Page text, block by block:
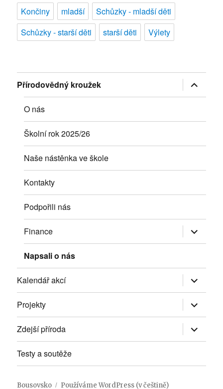
Končiny
mladší
Schůzky - mladší děti
Schůzky - starší děti
starší děti Výlety
Přírodovědný kroužek Zobrazit
položky
O nás
Školní rok 2025/26
Naše nástěnka ve škole
Kontakty
Podpořili nás
Finance Zobrazit
položky
Napsali o nás
Kalendář akcí Zobrazit
položky
Projekty
Zobrazit
položky
Zdejší příroda
Zobrazit
položky
Testy a soutěže
Bousovsko Používáme WordPress (v češtině)